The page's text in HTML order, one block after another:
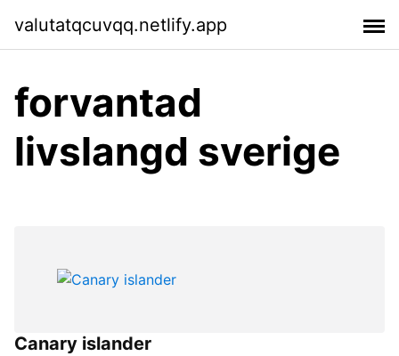
valutatqcuvqq.netlify.app
forvantad
livslangd sverige
Canary islander